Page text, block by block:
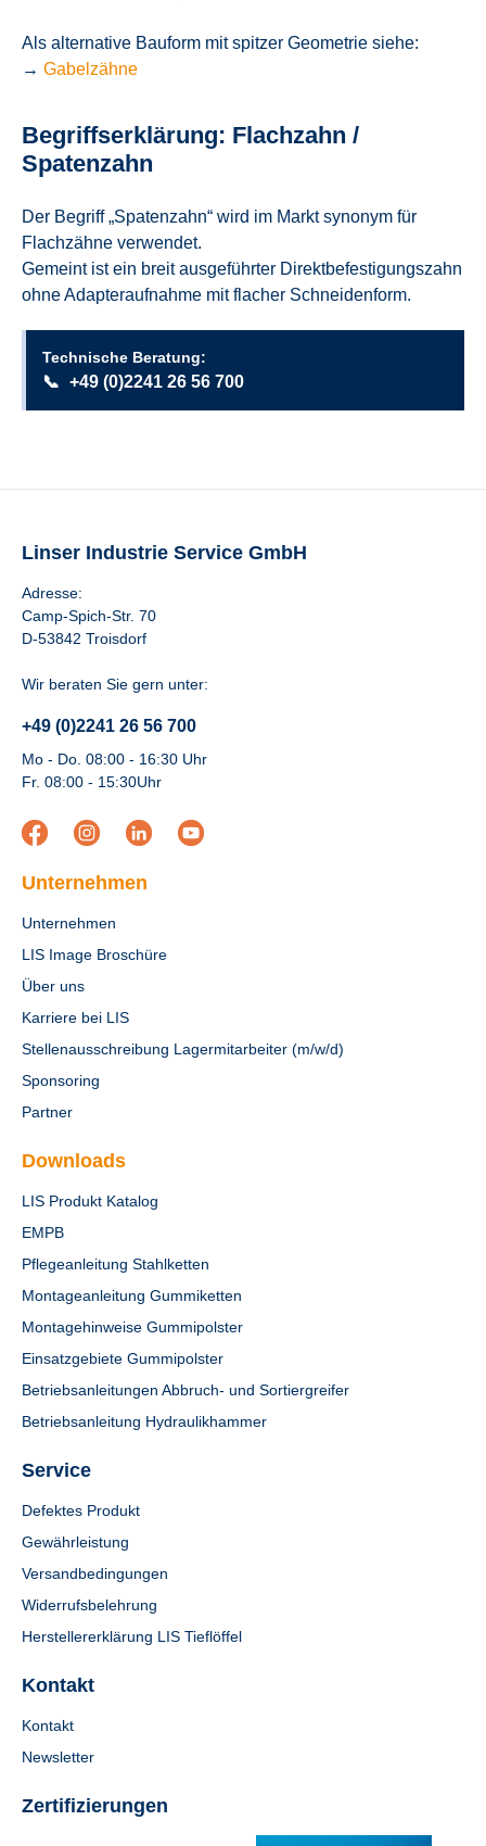
Als alternative Bauform mit spitzer Geometrie siehe:
→ Gabelzähne
Begriffserklärung: Flachzahn /
Spatenzahn
Der Begriff „Spatenzahn“ wird im Markt synonym für
Flachzähne verwendet.
Gemeint ist ein breit ausgeführter Direktbefestigungszahn
ohne Adapteraufnahme mit flacher Schneidenform.
Technische Beratung:
📞 +49 (0)2241 26 56 700
Linser Industrie Service GmbH
Adresse:
Camp-Spich-Str. 70
D-53842 Troisdorf
Wir beraten Sie gern unter:
+49 (0)2241 26 56 700
Mo - Do. 08:00 - 16:30 Uhr
Fr. 08:00 - 15:30Uhr
Unternehmen
Unternehmen
LIS Image Broschüre
Über uns
Karriere bei LIS
Stellenausschreibung Lagermitarbeiter (m/w/d)
Sponsoring
Partner
Downloads
LIS Produkt Katalog
EMPB
Pflegeanleitung Stahlketten
Montageanleitung Gummiketten
Montagehinweise Gummipolster
Einsatzgebiete Gummipolster
Betriebsanleitungen Abbruch- und Sortiergreifer
Betriebsanleitung Hydraulikhammer
Service
Defektes Produkt
Gewährleistung
Versandbedingungen
Widerrufsbelehrung
Herstellererklärung LIS Tieflöffel
Kontakt
Kontakt
Newsletter
Zertifizierungen